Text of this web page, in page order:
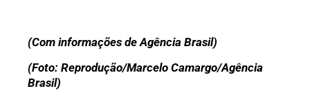
(Com informações de Agência Brasil)
(Foto: Reprodução/Marcelo Camargo/Agência
Brasil)